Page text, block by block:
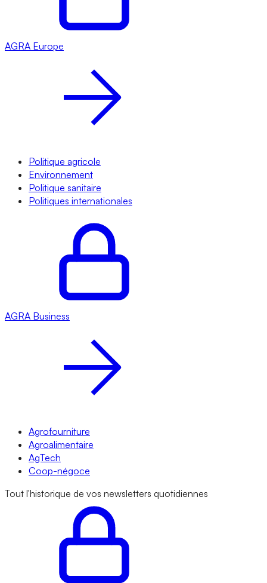
AGRA Europe
Politique agricole
Environnement
Politique sanitaire
Politiques internationales
AGRA Business
Agrofourniture
Agroalimentaire
AgTech
Coop-négoce
Tout l'historique de vos newsletters quotidiennes